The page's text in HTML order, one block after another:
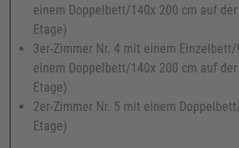
einem Doppelbett/140x 200 cm auf
Etage)
3er-Zimmer Nr. 4 mit einem Einzelbett/
einem Doppelbett/140x 200 cm auf
Etage)
2er-Zimmer Nr. 5 mit einem
Etage)